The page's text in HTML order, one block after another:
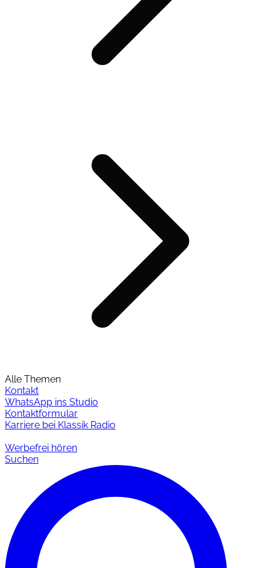
Alle Themen
Kontakt
WhatsApp ins Studio
Kontaktformular
Karriere bei Klassik Radio
Werbefrei hören
Suchen